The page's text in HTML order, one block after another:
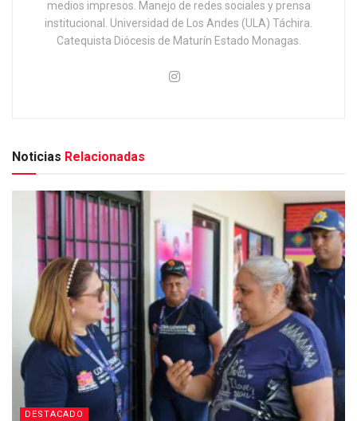
medios impresos. Manejo de redes sociales y prensa
institucional. Universidad de Los Andes (ULA) Táchira.
Catequista Diócesis de Maturín Estado Monagas.
Noticias Relacionadas
DESTACADO